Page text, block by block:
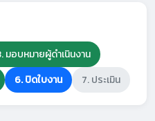
มอบหมายผู้ดำเนินงาน
6. ปิดใบงาน 7. ประเมิน